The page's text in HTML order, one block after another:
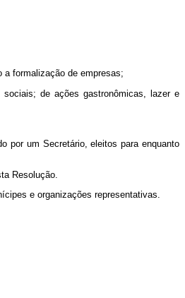
a formalização de empresas;
de ações gastronômicas, lazer e
por um Secretário, eleitos para enquanto
Resolução.
e organizações representativas.